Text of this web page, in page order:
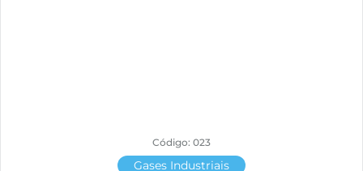
Código: 023
Gases Industriais